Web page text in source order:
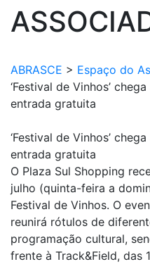
ABRASCE > Espaço do
‘Festival de Vinhos’
entrada gratuita
‘Festival de Vinhos’
entrada gratuita
O Plaza Sul Shopping
julho (quinta-feira a
Festival de Vinhos. O
reunirá rótulos de
programação cultural,
frente à Track&Field, das